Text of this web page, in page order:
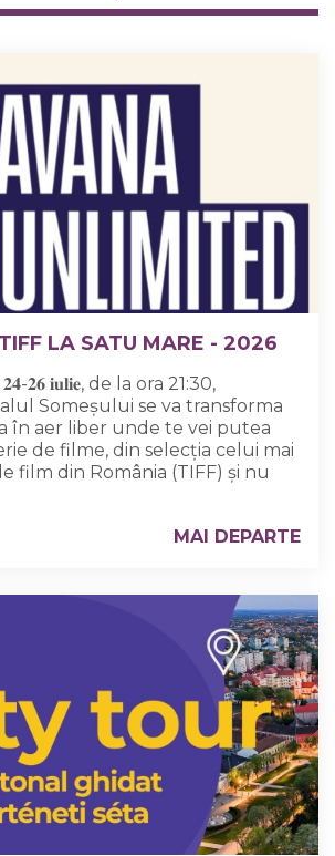
LA SATU MARE - 2026
𝟐𝟔 𝐢𝐮𝐥𝐢𝐞, de la ora 21:30,
Someșului se va transforma
în aer liber unde te vei putea
de filme, din selecția celui mai
film din România (TIFF) și nu
MAI DEPARTE